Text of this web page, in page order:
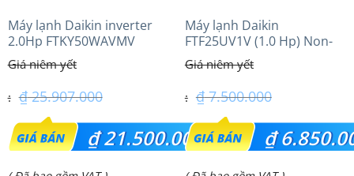
Máy lạnh Daikin inverter
2.0Hp FTKY50WAVMV
₫25.907.000
Giá
gốc
₫21.500.000
Máy lạnh Daikin
FTF25UV1V (1.0 Hp) Non-
inverter Thái lan
₫7.500.000
Giá
gốc
₫